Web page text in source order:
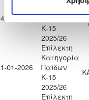
01-2026
Παίδων
Κ-15
2025/26
01-2026
Επίλεκτη
Κατηγορία
Παίδων
Κ-15
2025/26
Επίλεκτη